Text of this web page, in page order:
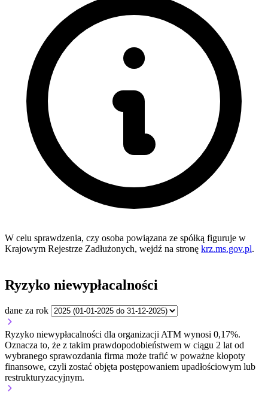
W celu sprawdzenia, czy osoba powiązana ze spółką figuruje w
Krajowym Rejestrze Zadłużonych, wejdź na stronę krz.ms.gov.pl.
Ryzyko niewypłacalności
dane za rok
Ryzyko niewypłacalności dla organizacji ATM wynosi 0,17%.
Oznacza to, że z takim prawdopodobieństwem w ciągu 2 lat od
wybranego sprawozdania firma może trafić w poważne kłopoty
finansowe, czyli zostać objęta postępowaniem upadłościowym lub
restrukturyzacyjnym.